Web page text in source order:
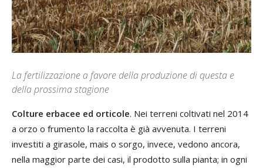
La fertilizzazione a favore della produzione di questa e
della prossima stagione
Colture erbacee ed orticole. Nei terreni coltivati nel 2014
a orzo o frumento la raccolta è già avvenuta. I terreni
investiti a girasole, mais o sorgo, invece, vedono ancora,
nella maggior parte dei casi, il prodotto sulla pianta; in ogni